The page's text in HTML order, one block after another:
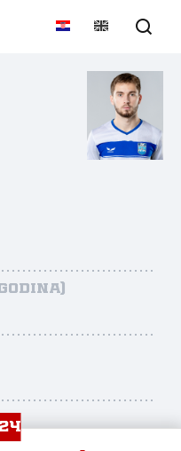
godina)